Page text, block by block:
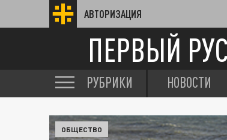
АВТОРИЗАЦИЯ
ПЕРВЫЙ
РУБРИКИ НОВОСТИ
ОБЩЕСТВО